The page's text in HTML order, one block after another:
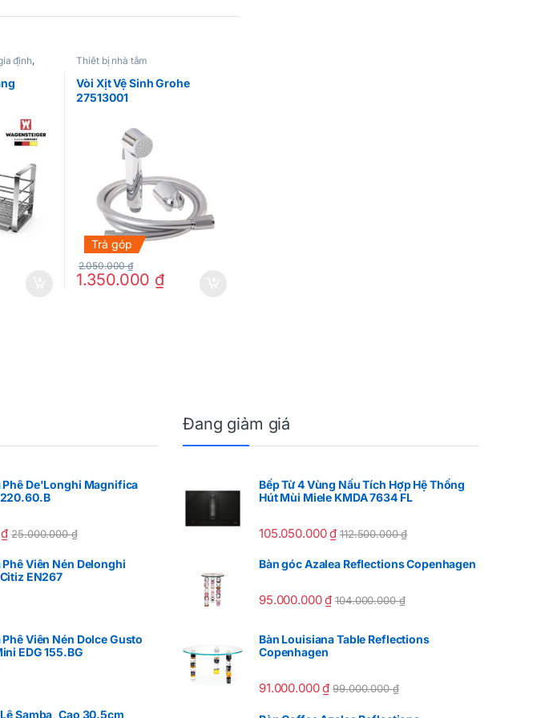
đình,
phẩm khác
Thiết bị nhà tắm
Vòi Xịt Vệ Sinh Grohe
27513001
Trả góp
1.350.000 ₫
2.050.000₫
Phê De'Longhi Magnifica
₫ 25.000.000₫
Phê Viên Nén Delonghi
EN267
Phê Viên Nén Dolce Gusto
EDG 155.BG
Samba, Cao 30.5cm
Đang giảm giá
Bếp Từ 4 Vùng Nấu Tích Hợp Hệ Thống
Hút Mùi Miele KMDA 7634 FL
105.050.000₫ 112.500.000₫
Bàn góc Azalea Reflections Copenhagen
95.000.000₫ 104.000.000₫
Bàn Louisiana Table Reflections
Copenhagen
91.000.000₫ 99.000.000₫